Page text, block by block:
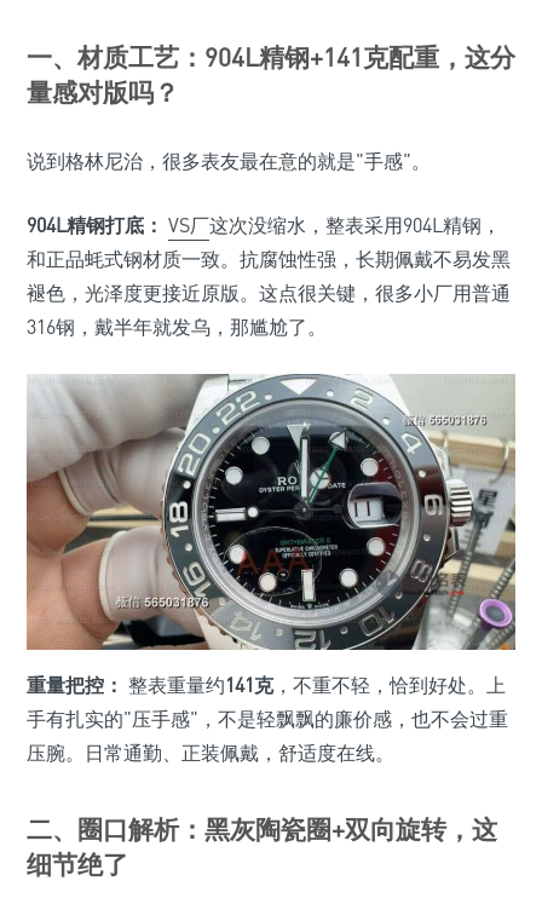
一、材质工艺：904L精钢+141克配重，这分
量感对版吗？
说到格林尼治，很多表友最在意的就是"手感"。
904L精钢打底： VS厂这次没缩水，整表采用904L精钢，
和正品蚝式钢材质一致。抗腐蚀性强，长期佩戴不易发黑
褪色，光泽度更接近原版。这点很关键，很多小厂用普通
316钢，戴半年就发乌，那尴尬了。
重量把控： 整表重量约141克，不重不轻，恰到好处。上
手有扎实的"压手感"，不是轻飘飘的廉价感，也不会过重
压腕。日常通勤、正装佩戴，舒适度在线。
二、圈口解析：黑灰陶瓷圈+双向旋转，这
细节绝了